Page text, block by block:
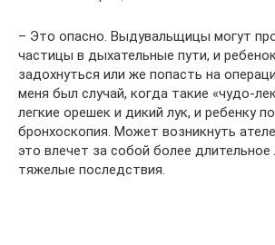
– Это опасно. Выдувальщицы могут
частицы в дыхательные пути, и
задохнуться или же попасть на
меня был случай, когда такие «чудо-
легкие орешек и дикий лук, и ребенку
бронхоскопия. Может возникнуть
это влечет за собой более длительное
тяжелые последствия.